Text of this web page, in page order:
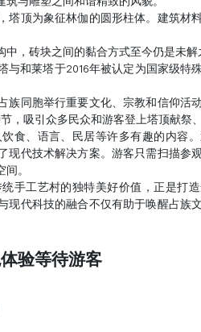
塔顶为象征林伽的圆形柱体。建筑材
，砖块之间的黏合方式至今仍是未解
与和莱塔于2016年被认定为国家级特
族同胞举行重要文化、宗教和信仰活
，吸引众多民众和游客登上塔顶献祭
食、语言、民居等许多有趣的内容
现代技术解决方案。游客只需扫描参
。
手工艺村的独特美好价值，正是打
现代科技的融合不仅有助于唤醒占族
验等待游客